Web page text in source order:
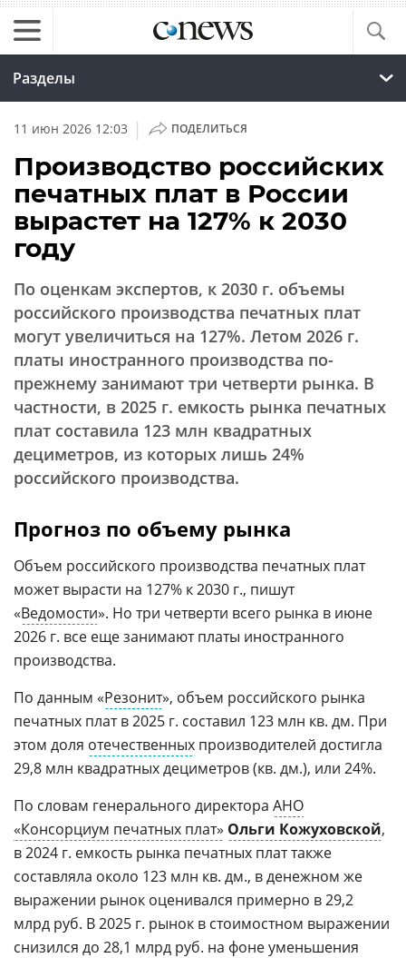
Разделы
11 июн 2026 12:03 | ПОДЕЛИТЬСЯ
Производство российских
печатных плат в России
вырастет на 127% к 2030
году
По оценкам экспертов, к 2030 г. объемы
российского производства печатных плат
могут увеличиться на 127%. Летом 2026 г.
платы иностранного производства по-
прежнему занимают три четверти рынка. В
частности, в 2025 г. емкость рынка печатных
плат составила 123 млн квадратных
дециметров, из которых лишь 24%
российского производства.
Прогноз по объему рынка
Объем российского производства печатных плат
может вырасти на 127% к 2030 г., пишут
«Ведомости». Но три четверти всего рынка в июне
2026 г. все еще занимают платы иностранного
производства.
По данным «Резонит», объем российского рынка
печатных плат в 2025 г. составил 123 млн кв. дм. При
этом доля отечественных производителей достигла
29,8 млн квадратных дециметров (кв. дм.), или 24%.
По словам генерального директора АНО
«Консорциум печатных плат» Ольги Кожуховской,
в 2024 г. емкость рынка печатных плат также
составляла около 123 млн кв. дм., в денежном же
выражении рынок оценивался примерно в 29,2
млрд руб. В 2025 г. рынок в стоимостном выражении
снизился до 28,1 млрд руб. на фоне уменьшения